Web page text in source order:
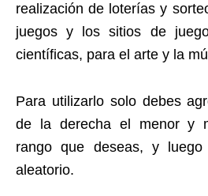
realización de loterías y
juegos y los sitios de
científicas, para el arte y la
Para utilizarlo solo debes
de la derecha el menor y
rango que deseas, y
aleatorio.